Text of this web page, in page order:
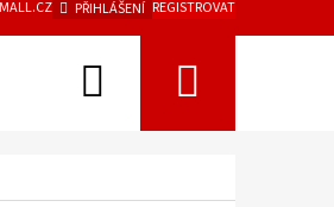
PŘIHLÁŠENÍ REGISTROVAT
Hledat